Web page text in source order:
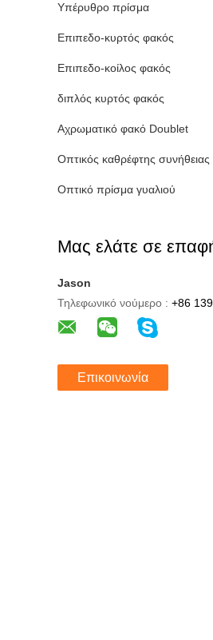
Υπέρυθρο πρίσμα
Επιπεδο-κυρτός φακός
Επιπεδο-κοίλος φακός
διπλός κυρτός φακός
Αχρωματικό φακό Doublet
Οπτικός καθρέφτης συνήθειας
Οπτικό πρίσμα γυαλιού
Μας ελάτε σε
Jason
Τηλεφωνικό νούμερο : +86
Επικοινωνία